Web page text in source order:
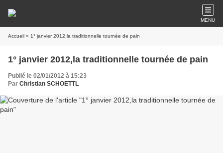
MENU
Accueil » 1° janvier 2012,la traditionnelle tournée de pain
1° janvier 2012,la traditionnelle tournée de pain
Publié le 02/01/2012 à 15:23
Par Christian SCHOETTL